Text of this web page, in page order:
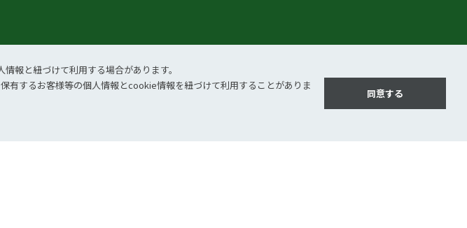
報と紐づけて利⽤する場合があります。
するお客様等の個⼈情報とcookie情報を紐づけて利⽤することがありま
同意する